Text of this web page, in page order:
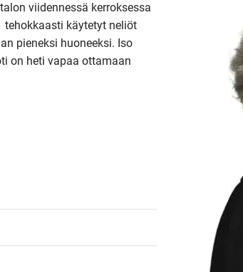
viidennessä kerroksessa
tehokkaasti käytetyt neliöt
pieneksi huoneeksi. Iso
on heti vapaa ottamaan